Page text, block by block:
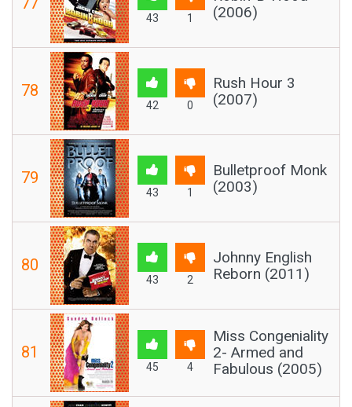
43 1
(2006)
78
42 0
Rush Hour 3
(2007)
79
43 1
Bulletproof Monk
(2003)
80
43 2
Johnny English
Reborn (2011)
81
45 4
Miss Congeniality
2- Armed and
Fabulous (2005)